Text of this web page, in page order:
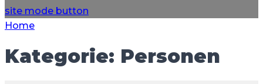
site mode button
Home
Kategorie: Personen